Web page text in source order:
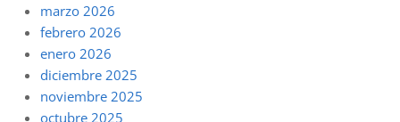
marzo 2026
febrero 2026
enero 2026
diciembre 2025
noviembre 2025
octubre 2025